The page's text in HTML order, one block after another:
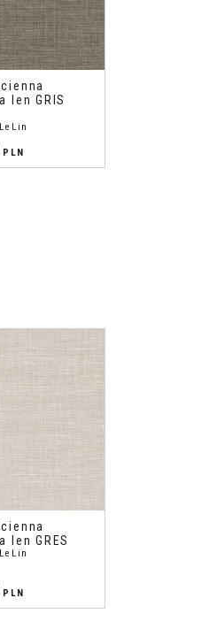
len GRIS
PLN
len GRES
PLN